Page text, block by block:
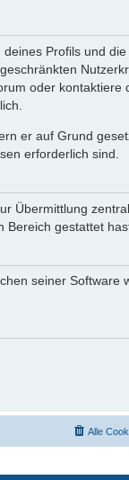
Profils und
oder kontaktiere
er auf Grund
erforderlich sind.
Übermittlung
gestattet
seiner Software
Alle